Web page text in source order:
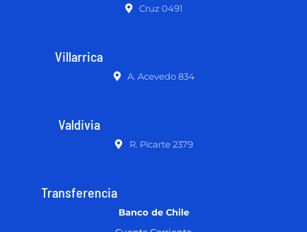
Cruz 0491
Villarrica
A. Acevedo 834
Valdivia
R. Picarte 2379
Transferencia
Banco de Chile